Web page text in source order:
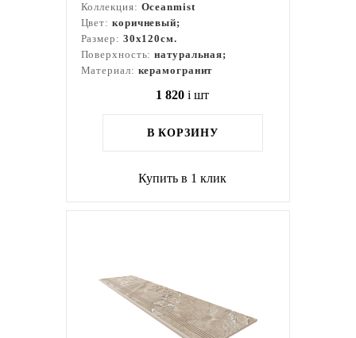
Коллекция: Oceanmist
Цвет: коричневый;
Размер: 30x120см.
Поверхность:натуральная;
Материал: керамогранит
1 820 i шт
В КОРЗИНУ
Купить в 1 клик